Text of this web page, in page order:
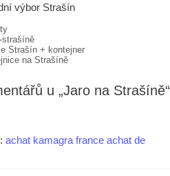
výbor Strašín
strašíně
Strašín + kontejner
na Strašíně
u „Jaro na Strašíně“
achat kamagra france achat de